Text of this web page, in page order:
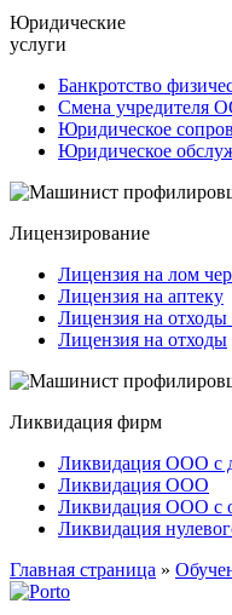
Юридические
услуги
Банкротство
Смена учредителя
Юридическое
Юридическое
Лицензирование
Лицензия на лом
Лицензия на аптеку
Лицензия на отходы
Лицензия на отходы
Ликвидация фирм
Ликвидация ООО с
Ликвидация ООО
Ликвидация ООО с
Ликвидация
Главная страница »